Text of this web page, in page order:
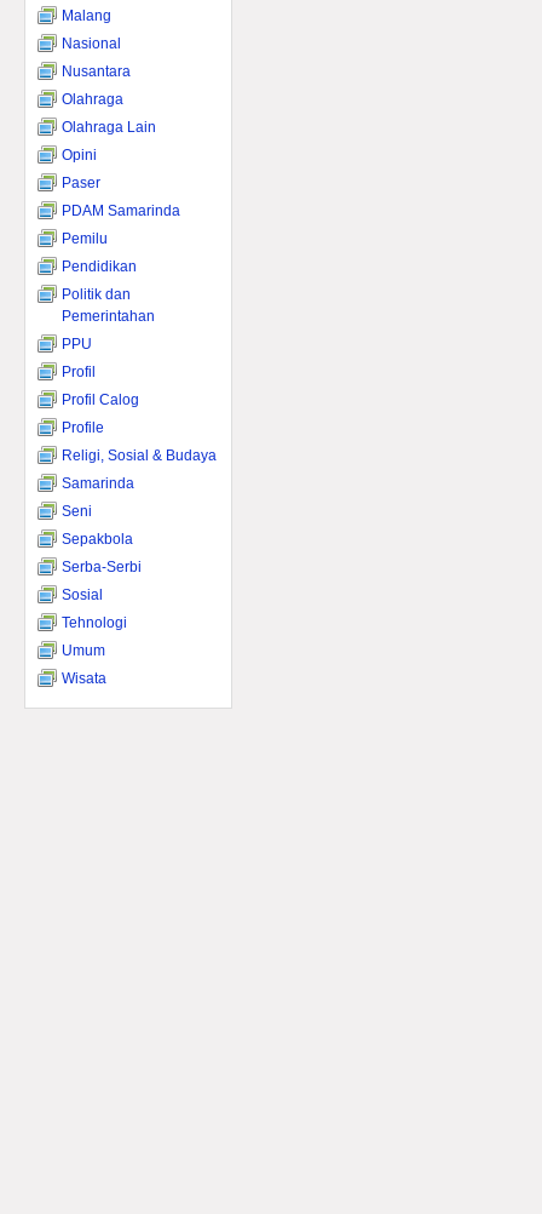
Malang
Nasional
Nusantara
Olahraga
Olahraga Lain
Opini
Paser
PDAM Samarinda
Pemilu
Pendidikan
Politik dan
Pemerintahan
PPU
Profil
Profil Calog
Profile
Religi, Sosial & Budaya
Samarinda
Seni
Sepakbola
Serba-Serbi
Sosial
Tehnologi
Umum
Wisata